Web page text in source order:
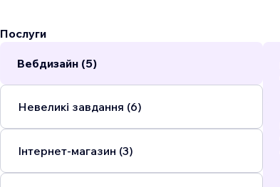
Послуги
Вебдизайн (5)
Невеликі завдання (6)
Інтернет-магазин (3)